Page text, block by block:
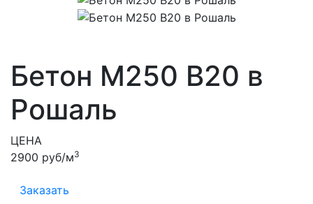
Бетон М250 В20 в
Рошаль
ЦЕНА
2900 руб/м3
Заказать